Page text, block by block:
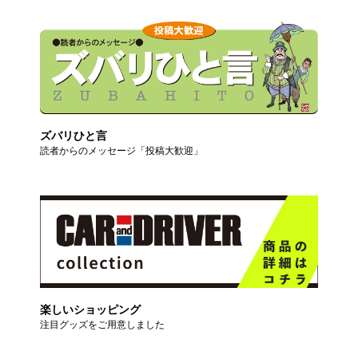
ズバリひと言
読者からのメッセージ「投稿大歓迎」
楽しいショッピング
注目グッズをご用意しました